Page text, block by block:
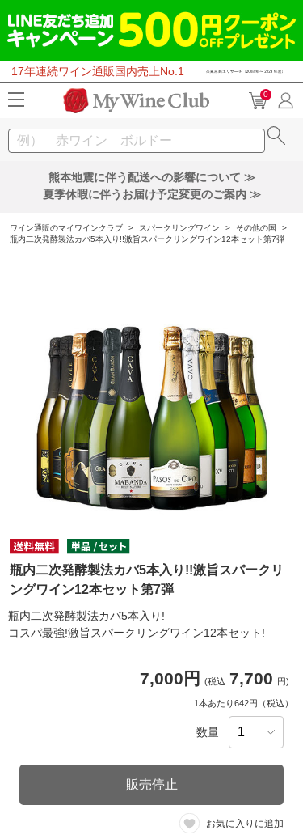
17年連続ワイン通販国内売上No.1
0
熊本地震に伴う配送への影響について ≫
夏季休暇に伴うお届け予定変更のご案内 ≫
ワイン通販のマイワインクラブ > スパークリングワイン > その他の国
>
瓶内二次発酵製法カバ5本入り!!激旨スパークリングワイン12本セット第7弾
瓶内二次発酵製法カバ5本入り!!激旨スパークリ
ングワイン12本セット第7弾
瓶内二次発酵製法カバ5本入り!
コスパ最強!激旨スパークリングワイン12本セット!
7,000円 (税込 7,700 円)
1本あたり642円（税込）
数量
販売停止
お気に入りに追加